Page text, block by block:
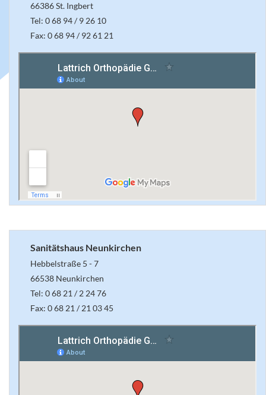
66386 St. Ingbert
Tel: 0 68 94 / 9 26 10
Fax: 0 68 94 / 92 61 21
Sanitätshaus Neunkirchen
Hebbelstraße 5 - 7
66538 Neunkirchen
Tel: 0 68 21 / 2 24 76
Fax: 0 68 21 / 21 03 45